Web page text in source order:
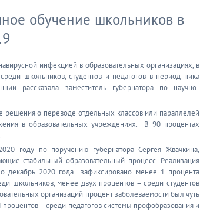
обучение школьников в
инфекцией в образовательных организациях, в
школьников, студентов и педагогов в период пика
рассказала заместитель губернатора по научно-
решения о переводе отдельных классов или параллелей
в образовательных учреждениях. В 90 процентах
году по поручению губернатора Сергея Жвачкина,
стабильный образовательный процесс. Реализация
декабрь 2020 года зафиксировано менее 1 процента
школьников, менее двух процентов – среди студентов
организаций процент заболеваемости был чуть
– среди педагогов системы профобразования и